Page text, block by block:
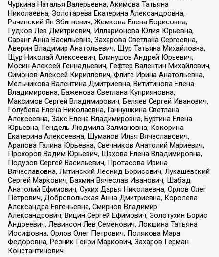
Чуркина Наталья Валерьевна, Акимова Татьяна
Николаевна, Золотарева Екатерина Александровна,
Рачинский Ян Збигневич, Жемкова Елена Борисовна,
Гудков Лев Дмитриевич, Илларионова Юлия Юрьевна,
Саранг Анна Васильевна, Захарова Светлана Сергеевна,
Аверин Владимир Анатольевич, Щур Татьяна Михайловна,
Щур Николай Алексеевич, Блинушов Андрей Юрьевич,
Мосин Алексей Геннадьевич, Гефтер Валентин Михайлович,
Симонов Алексей Кириллович, Флиге Ирина Анатольевна,
Мельникова Валентина Дмитриевна, Вититинова Елена
Владимировна, Баженова Светлана Куприяновна,
Максимов Сергей Владимирович, Беляев Сергей Иванович,
Голубева Елена Николаевна, Ганнушкина Светлана
Алексеевна, Закс Елена Владимировна, Буртина Елена
Юрьевна, Гендель Людмила Залмановна, Кокорина
Екатерина Алексеевна, Шуманов Илья Вячеславович,
Арапова Галина Юрьевна, Свечников Анатолий Мариевич,
Прохоров Вадим Юрьевич, Шахова Елена Владимировна,
Подузов Сергей Васильевич, Протасова Ирина
Вячеславовна, Литинский Леонид Борисович, Лукашевский
Сергей Маркович, Бахмин Вячеслав Иванович, Шабад
Анатолий Ефимович, Сухих Дарья Николаевна, Орлов Олег
Петрович, Добровольская Анна Дмитриевна, Королева
Александра Евгеньевна, Смирнов Владимир
Александрович, Вицин Сергей Ефимович, Золотухин Борис
Андреевич, Левинсон Лев Семенович, Локшина Татьяна
Иосифовна, Орлов Олег Петрович, Полякова Мара
Федоровна, Резник Генри Маркович, Захаров Герман
Константинович